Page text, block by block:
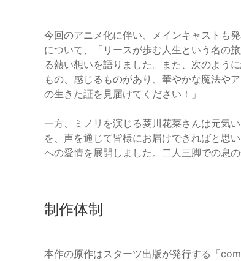
今回のアニメ化に伴い、メインキャストも
について、「リースが歩む人生という名の
る熱い想いを語りました。また、次のよう
もの、感じるものがあり、華やかな魔法や
の生きた証を見届けてください！」
一方、ミノリを演じる菱川花菜さんは元気
を、声を通じて皆様にお届けできればと思
への愛情を展開しました。二人三脚での息
制作体制
本作の原作はスターツ出版が発行する「